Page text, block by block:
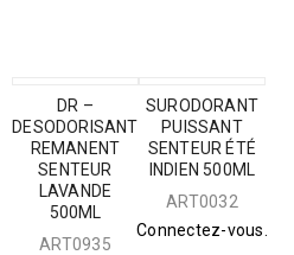
DR –
DESODORISANT
REMANENT
SENTEUR
LAVANDE
500ML
ART0935
SURODORANT
PUISSANT
SENTEUR ÉTÉ
INDIEN 500ML
ART0032
Connectez-vous.